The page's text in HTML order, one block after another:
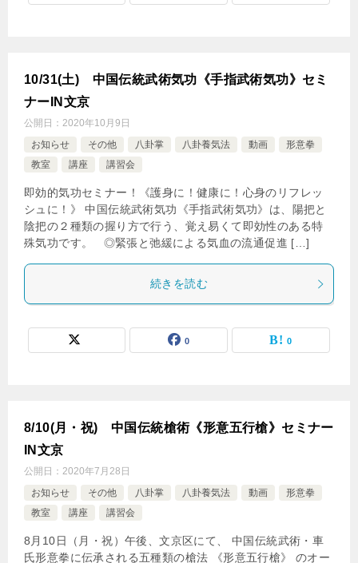
10/31(土) 中国伝統武術気功《手指武術気功》セミ
ナーIN文京
公開日： 2020年10月9日
お知らせ
その他 八卦掌 八卦養気法 動画
形意拳
教室
講座 講習会
即効的気功セミナー！《護身に！健康に！心身のリフレッ
シュに！》 中国伝統武術気功《手指武術気功》は、陽把と
陰把の２種類の握り方で行う、覚え易くて即効性のある特
殊気功です。 ◎緊張と弛緩による気血の流通促進 […]
続きを読む
0 0
8/10(月・祝) 中国伝統槍術《形意五行槍》セミナー
IN文京
公開日： 2020年7月28日
お知らせ
その他 八卦掌 八卦養気法 動画
形意拳
教室
講座 講習会
8月10日（月・祝）午後、文京区にて、 中国伝統武術・車
氏形意拳に伝承される五種類の槍法 《形意五行槍》 のオー